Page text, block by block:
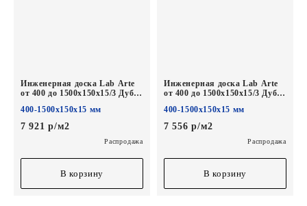
Инженерная доска Lab Arte
от 400 до 1500х150х15/3 Дуб
400-1500х150х15 мм
7 921 р/м2
Распродажа
В корзину
Инженерная доска Lab Arte
от 400 до 1500х150х15/3 Дуб
400-1500х150х15 мм
7 556 р/м2
Распродажа
В корзину